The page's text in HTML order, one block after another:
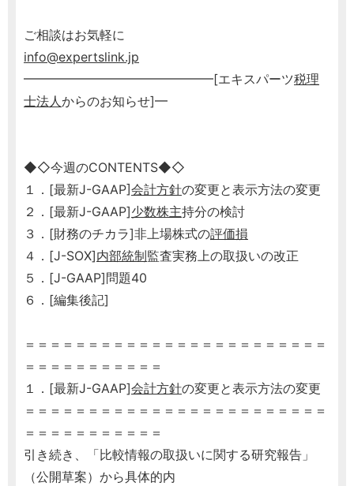
ご相談はお気軽に
info@expertslink.jp
━━━━━━━━━━━━━━━[エキスパーツ税理
士法人からのお知らせ]━
◆◇今週のCONTENTS◆◇
１．[最新J-GAAP]会計方針の変更と表示方法の変更
２．[最新J-GAAP]少数株主持分の検討
３．[財務のチカラ]非上場株式の評価損
４．[J-SOX]内部統制監査実務上の取扱いの改正
５．[J-GAAP]問題40
６．[編集後記]
＝＝＝＝＝＝＝＝＝＝＝＝＝＝＝＝＝＝＝＝＝＝＝＝
＝＝＝＝＝＝＝＝＝＝＝
１．[最新J-GAAP]会計方針の変更と表示方法の変更
＝＝＝＝＝＝＝＝＝＝＝＝＝＝＝＝＝＝＝＝＝＝＝＝
＝＝＝＝＝＝＝＝＝＝＝
引き続き、「比較情報の取扱いに関する研究報告」
（公開草案）から具体的内